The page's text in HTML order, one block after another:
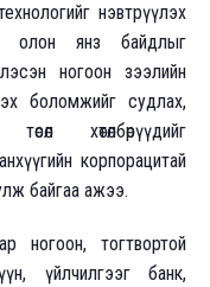
нэвтрүүлэх
олон янз байдлыг
ногоон зээлийн
боломжийг судлах,
хөтөлбөрүүдийг
корпорацитай
байгаа ажээ.
ногоон, тогтвортой
үйлчилгээг банк,